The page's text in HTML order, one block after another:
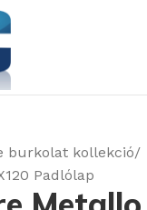
burkolat kollekció
Padlólap